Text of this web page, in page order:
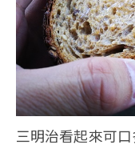
三明治看起來可